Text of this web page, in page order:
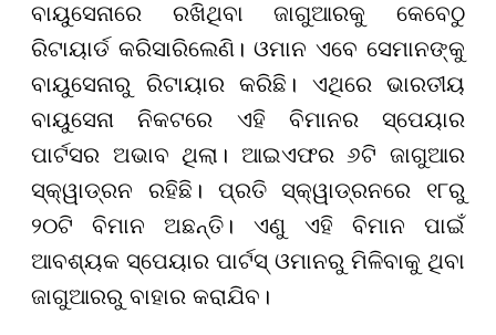
ବାୟୁସେନାରେ ରଖିଥିବା ଜାଗୁଆରକୁ କେବେଠୁ
ରିଟାୟାର୍ଡ କରିସାରିଲେଣି। ଓମାନ ଏବେ ସେମାନଙ୍କୁ
ବାୟୁସେନାରୁ ରିଟାୟାର କରିଛି। ଏଥିରେ ଭାରତୀୟ
ବାୟୁସେନା ନିକଟରେ ଏହି ବିମାନର ସ୍ପେୟାର
ପାର୍ଟସର ଅଭାବ ଥିଲା। ଆଇଏଫର ୬ଟି ଜାଗୁଆର
ସ୍କ୍ୱାଡ୍ରନ ରହିଛି। ପ୍ରତି ସ୍କ୍ୱାଡ୍ରନରେ ୧୮ରୁ
୨୦ଟି ବିମାନ ଅଛନ୍ତି। ଏଣୁ ଏହି ବିମାନ ପାଇଁ
ଆବଶ୍ୟକ ସ୍ପେୟାର ପାର୍ଟସ୍ ଓମାନରୁ ମିଳିବାକୁ ଥିବା
ଜାଗୁଆରରୁ ବାହାର କରାଯିବ।